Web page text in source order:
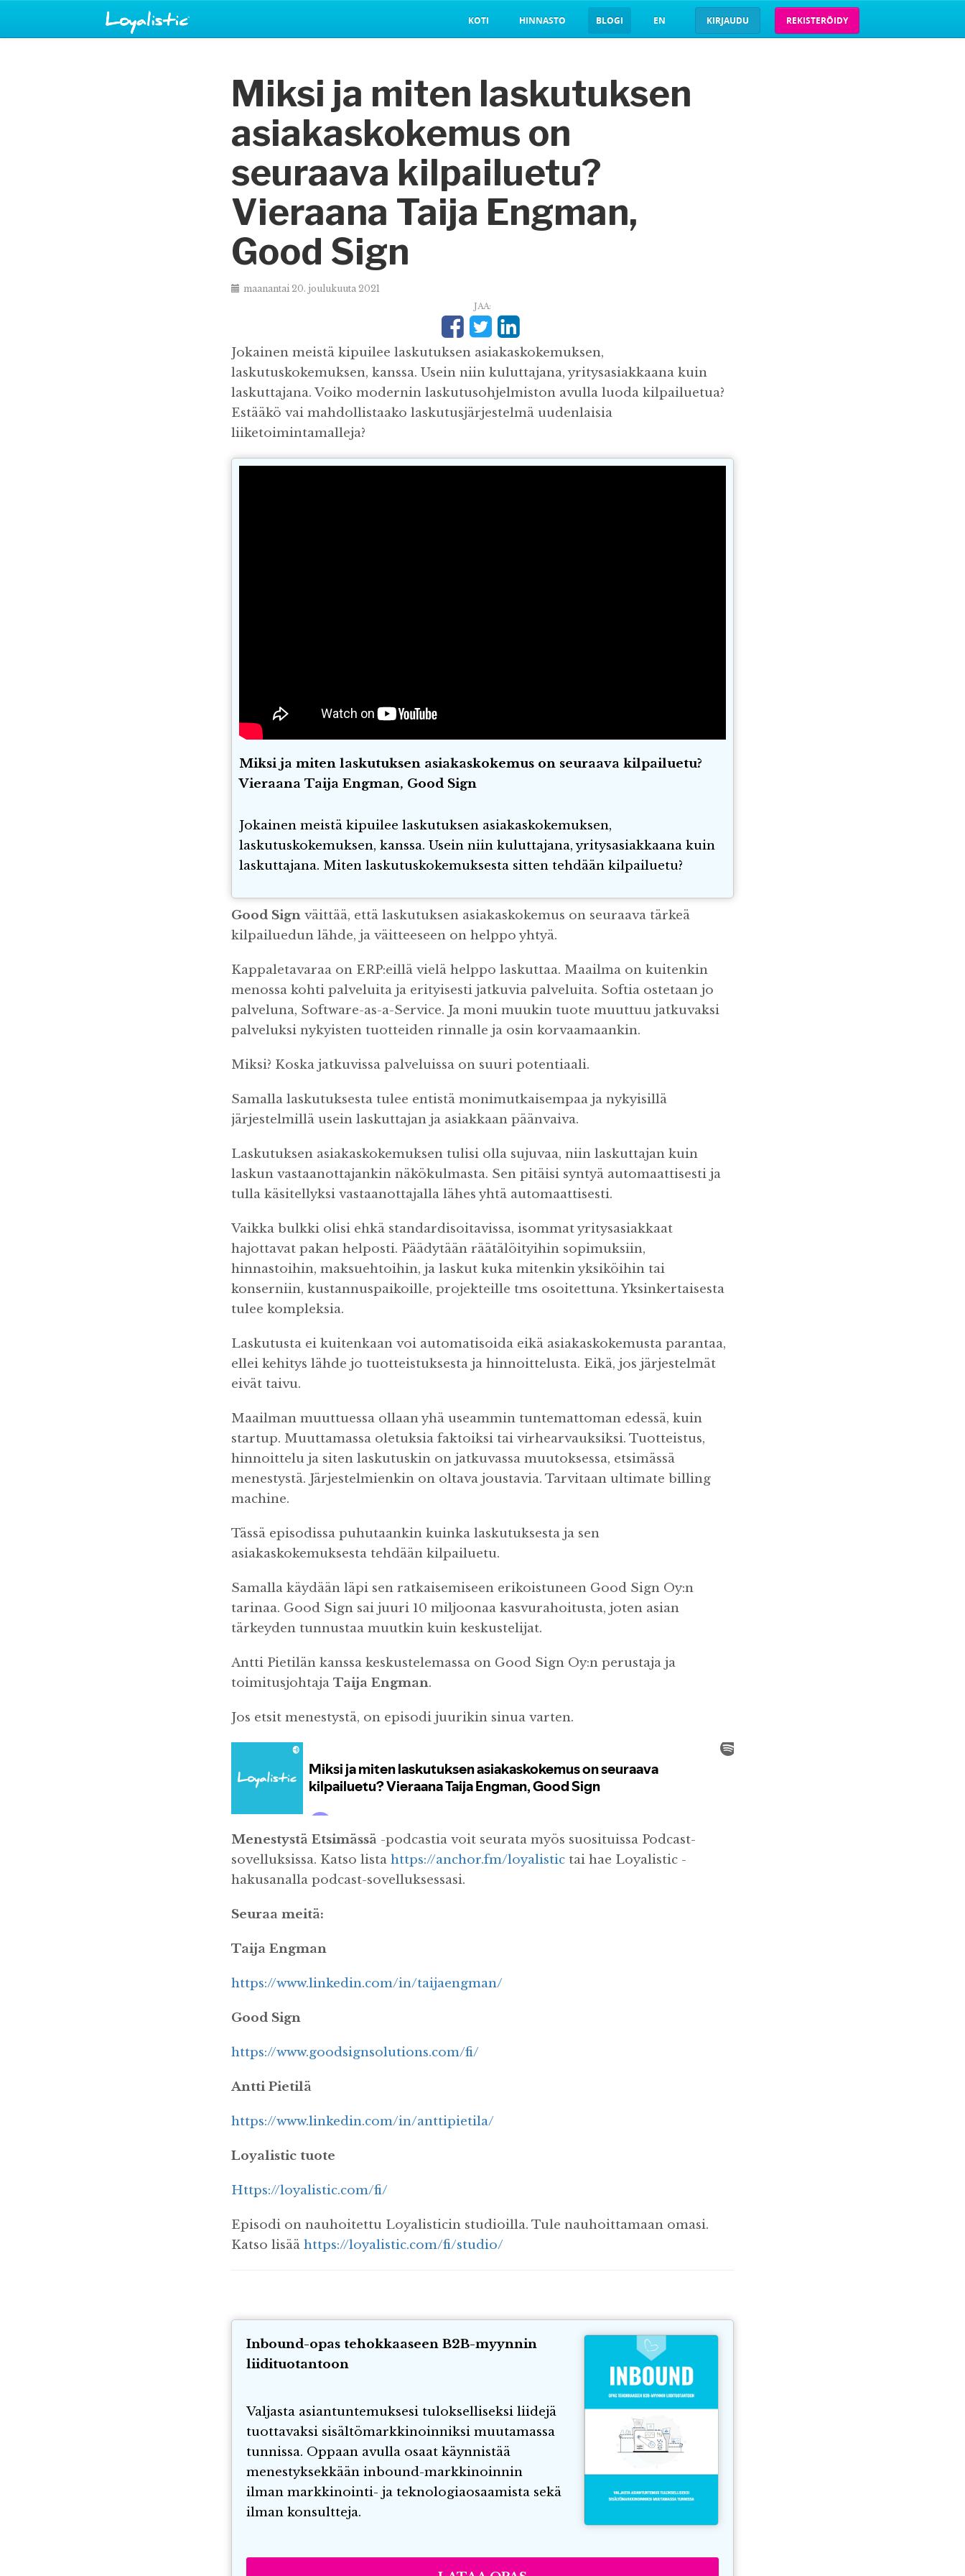
KOTI HINNASTO BLOGI EN KIRJAUDU REKISTERÖIDY
Miksi ja miten laskutuksen
asiakaskokemus on
seuraava kilpailuetu?
Vieraana Taija Engman,
Good Sign
maanantai 20. joulukuuta 2021
JAA:
Jokainen meistä kipuilee laskutuksen asiakaskokemuksen,
laskutuskokemuksen, kanssa. Usein niin kuluttajana, yritysasiakkaana kuin
laskuttajana. Voiko modernin laskutusohjelmiston avulla luoda kilpailuetua?
Estääkö vai mahdollistaako laskutusjärjestelmä uudenlaisia
liiketoimintamalleja?
Miksi ja miten laskutuksen asiakaskokemus on seuraava kilpailuetu?
Vieraana Taija Engman, Good Sign
Jokainen meistä kipuilee laskutuksen asiakaskokemuksen,
laskutuskokemuksen, kanssa. Usein niin kuluttajana, yritysasiakkaana kuin
laskuttajana. Miten laskutuskokemuksesta sitten tehdään kilpailuetu?
Good Sign väittää, että laskutuksen asiakaskokemus on seuraava tärkeä
kilpailuedun lähde, ja väitteeseen on helppo yhtyä.
Kappaletavaraa on ERP:eillä vielä helppo laskuttaa. Maailma on kuitenkin
menossa kohti palveluita ja erityisesti jatkuvia palveluita. Softia ostetaan jo
palveluna, Software-as-a-Service. Ja moni muukin tuote muuttuu jatkuvaksi
palveluksi nykyisten tuotteiden rinnalle ja osin korvaamaankin.
Miksi? Koska jatkuvissa palveluissa on suuri potentiaali.
Samalla laskutuksesta tulee entistä monimutkaisempaa ja nykyisillä
järjestelmillä usein laskuttajan ja asiakkaan päänvaiva.
Laskutuksen asiakaskokemuksen tulisi olla sujuvaa, niin laskuttajan kuin
laskun vastaanottajankin näkökulmasta. Sen pitäisi syntyä automaattisesti ja
tulla käsitellyksi vastaanottajalla lähes yhtä automaattisesti.
Vaikka bulkki olisi ehkä standardisoitavissa, isommat yritysasiakkaat
hajottavat pakan helposti. Päädytään räätälöityihin sopimuksiin,
hinnastoihin, maksuehtoihin, ja laskut kuka mitenkin yksiköihin tai
konserniin, kustannuspaikoille, projekteille tms osoitettuna. Yksinkertaisesta
tulee kompleksia.
Laskutusta ei kuitenkaan voi automatisoida eikä asiakaskokemusta parantaa,
ellei kehitys lähde jo tuotteistuksesta ja hinnoittelusta. Eikä, jos järjestelmät
eivät taivu.
Maailman muuttuessa ollaan yhä useammin tuntemattoman edessä, kuin
startup. Muuttamassa oletuksia faktoiksi tai virhearvauksiksi. Tuotteistus,
hinnoittelu ja siten laskutuskin on jatkuvassa muutoksessa, etsimässä
menestystä. Järjestelmienkin on oltava joustavia. Tarvitaan ultimate billing
machine.
Tässä episodissa puhutaankin kuinka laskutuksesta ja sen
asiakaskokemuksesta tehdään kilpailuetu.
Samalla käydään läpi sen ratkaisemiseen erikoistuneen Good Sign Oy:n
tarinaa. Good Sign sai juuri 10 miljoonaa kasvurahoitusta, joten asian
tärkeyden tunnustaa muutkin kuin keskustelijat.
Antti Pietilän kanssa keskustelemassa on Good Sign Oy:n perustaja ja
toimitusjohtaja Taija Engman.
Jos etsit menestystä, on episodi juurikin sinua varten.
Menestystä Etsimässä -podcastia voit seurata myös suosituissa Podcast-
sovelluksissa. Katso lista https://anchor.fm/loyalistic tai hae Loyalistic -
hakusanalla podcast-sovelluksessasi.
Seuraa meitä:
Taija Engman
https://www.linkedin.com/in/taijaengman/
Good Sign
https://www.goodsignsolutions.com/fi/
Antti Pietilä
https://www.linkedin.com/in/anttipietila/
Loyalistic tuote
Https://loyalistic.com/fi/
Episodi on nauhoitettu Loyalisticin studioilla. Tule nauhoittamaan omasi.
Katso lisää https://loyalistic.com/fi/studio/
Inbound-opas tehokkaaseen B2B-myynnin
liidituotantoon
Valjasta asiantuntemuksesi tulokselliseksi liidejä
tuottavaksi sisältömarkkinoinniksi muutamassa
tunnissa. Oppaan avulla osaat käynnistää
menestyksekkään inbound-markkinoinnin
ilman markkinointi- ja teknologiaosaamista sekä
ilman konsultteja.